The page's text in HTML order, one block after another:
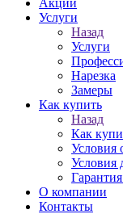
Акции
Услуги
Назад
Услуги
Нарезка
Замеры
Как купить
Назад
Как
Условия
Условия
О компании
Контакты